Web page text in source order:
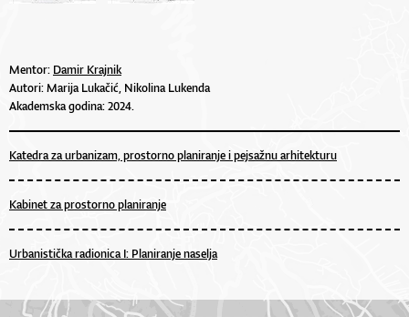
Mentor: Damir Krajnik
Autori: Marija Lukačić, Nikolina Lukenda
Akademska godina: 2024.
Katedra za urbanizam, prostorno planiranje i pejsažnu arhitekturu
Kabinet za prostorno planiranje
Urbanistička radionica I: Planiranje naselja